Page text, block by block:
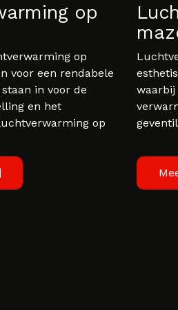
op
op
voor een rendabele
in voor de
en het
op